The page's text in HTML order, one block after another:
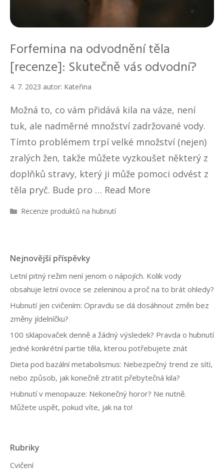
Forfemina na odvodnění těla
[recenze]: Skutečně vás odvodní?
4. 7. 2023 autor: Kateřina
Možná to, co vám přidává kila na váze, není
tuk, ale nadměrné množství zadržované vody.
Tímto problémem trpí velké množství (nejen)
zralých žen, takže můžete vyzkoušet některý z
doplňků stravy, který ji může pomoci odvést z
těla pryč. Bude pro … Read More
R
k
y
Recenze produktů na hubnutí
Nejnovější příspěvky
Letní pitný režim není jenom o nápojích. Kolik vody
obsahuje letní ovoce se zeleninou a proč na to brát ohledy?
Hubnutí jen cvičením: Opravdu se dá dosáhnout změn bez
změny jídelníčku?
100 sklapovaček denně a žádný výsledek? Pravda o hubnutí
jedné konkrétní partie těla, kterou potřebujete znát
Dieta pod bazální metabolismus: Nebezpečný trend ze sítí,
nebo způsob, jak konečně ztratit přebytečná kila?
Hubnutí v menopauze: Nekonečný horor? Ne nutně.
Můžete uspět, pokud víte, jak na to!
Rubriky
Cvičení